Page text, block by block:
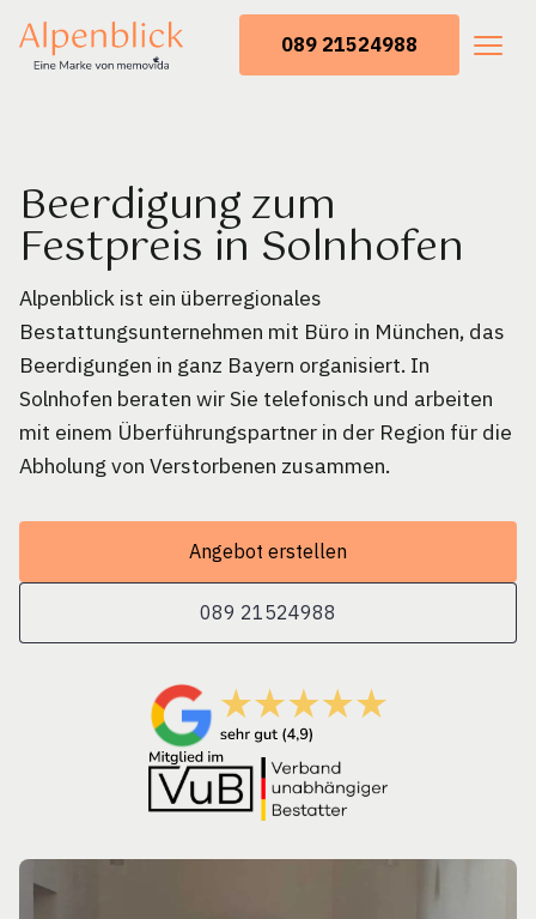
089 21524988
Beerdigung zum
Festpreis in Solnhofen
Alpenblick ist ein überregionales
Bestattungsunternehmen mit Büro in München, das
Beerdigungen in ganz Bayern organisiert. In
Solnhofen beraten wir Sie telefonisch und arbeiten
mit einem Überführungspartner in der Region für die
Abholung von Verstorbenen zusammen.
Angebot erstellen
089 21524988